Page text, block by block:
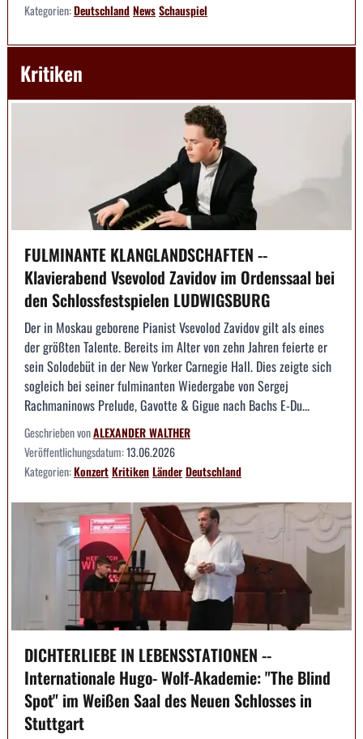
Kategorien:DeutschlandNewsSchauspiel
Kritiken
FULMINANTE KLANGLANDSCHAFTEN --
Klavierabend Vsevolod Zavidov im Ordenssaal bei
den Schlossfestspielen LUDWIGSBURG
Der in Moskau geborene Pianist Vsevolod Zavidov gilt als eines
der größten Talente. Bereits im Alter von zehn Jahren feierte er
sein Solodebüt in der New Yorker Carnegie Hall. Dies zeigte sich
sogleich bei seiner fulminanten Wiedergabe von Sergej
Rachmaninows Prelude, Gavotte & Gigue nach Bachs E-Du...
Geschrieben vonALEXANDER WALTHER
Veröffentlichungsdatum:13.06.2026
Kategorien:KonzertKritikenLänderDeutschland
DICHTERLIEBE IN LEBENSSTATIONEN --
Internationale Hugo- Wolf-Akademie: "The Blind
Spot" im Weißen Saal des Neuen Schlosses in
Stuttgart